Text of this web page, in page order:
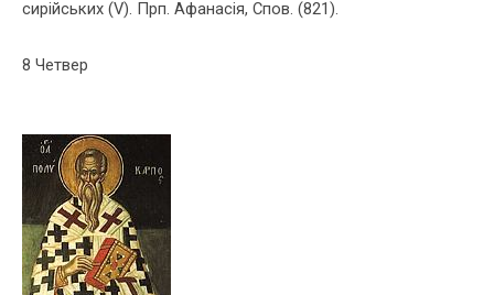
сирійських (V). Прп. Афанасія, Спов. (821).
8 Четвер